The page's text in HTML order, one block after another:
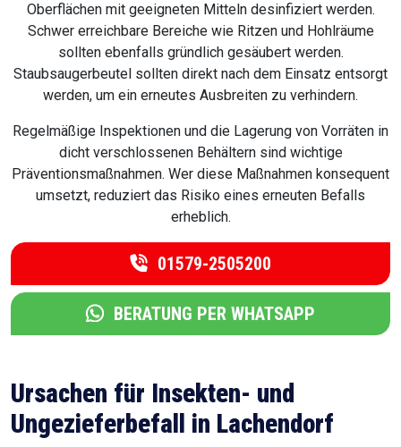
Oberflächen mit geeigneten Mitteln desinfiziert werden.
Schwer erreichbare Bereiche wie Ritzen und Hohlräume
sollten ebenfalls gründlich gesäubert werden.
Staubsaugerbeutel sollten direkt nach dem Einsatz entsorgt
werden, um ein erneutes Ausbreiten zu verhindern.
Regelmäßige Inspektionen und die Lagerung von Vorräten in
dicht verschlossenen Behältern sind wichtige
Präventionsmaßnahmen. Wer diese Maßnahmen konsequent
umsetzt, reduziert das Risiko eines erneuten Befalls
erheblich.
01579-2505200
BERATUNG PER WHATSAPP
Ursachen für Insekten- und
Ungezieferbefall in Lachendorf